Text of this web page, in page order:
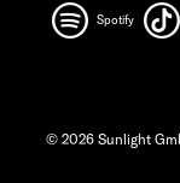
Spotify
© 2026 Sunlight